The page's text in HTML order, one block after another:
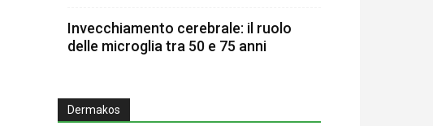
Invecchiamento cerebrale: il ruolo
delle microglia tra 50 e 75 anni
Dermakos